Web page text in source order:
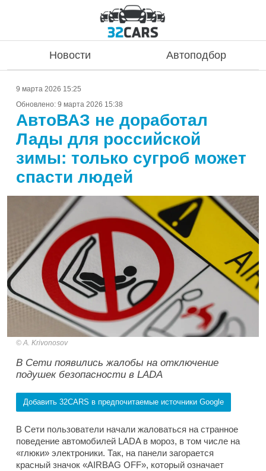
Новости Автоподбор
9 марта 2026 15:25
Обновлено: 9 марта 2026 15:38
АвтоВАЗ не доработал
Лады для российской
зимы: только сугроб может
спасти людей
A. Krivonosov
В Сети появились жалобы на отключение
подушек безопасности в LADA
Добавить 32CARS в предпочитаемые источники Google
В Сети пользователи начали жаловаться на странное
поведение автомобилей LADA в мороз, в том числе на
«глюки» электроники. Так, на панели загорается
красный значок «AIRBAG OFF», который означает